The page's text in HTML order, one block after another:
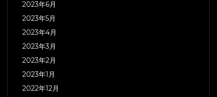
2023年6月
2023年5月
2023年4月
2023年3月
2023年2月
2023年1月
2022年12月